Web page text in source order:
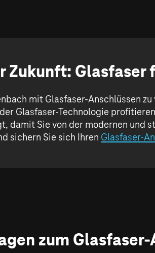
Zukunft: Glasfaser
mit Glasfaser-Anschlüssen
Glasfaser-Technologie
damit Sie von der modernen
sichern Sie sich Ihren Glasfaser-
zum